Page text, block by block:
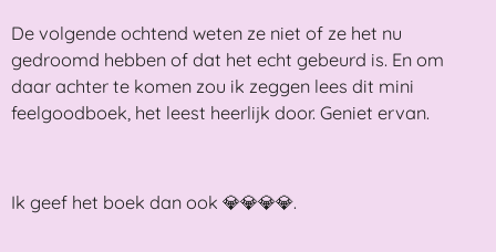
De volgende ochtend weten ze niet of ze het nu
gedroomd hebben of dat het echt gebeurd is. En om
daar achter te komen zou ik zeggen lees dit mini
feelgoodboek, het leest heerlijk door. Geniet ervan.
Ik geef het boek dan ook 💎💎💎💎.